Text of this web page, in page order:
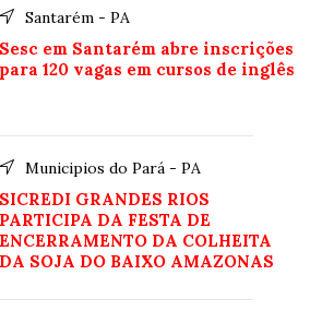
Santarém - PA
Sesc em Santarém abre inscrições
para 120 vagas em cursos de inglês
Municipios do Pará - PA
SICREDI GRANDES RIOS
PARTICIPA DA FESTA DE
ENCERRAMENTO DA COLHEITA
DA SOJA DO BAIXO AMAZONAS